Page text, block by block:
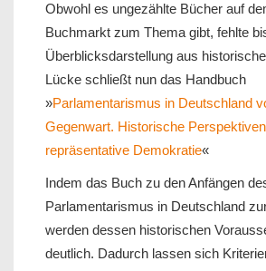
Obwohl es ungezählte Bücher auf
Buchmarkt zum Thema gibt, fehlte
Überblicksdarstellung aus
Lücke schließt nun das Handbuch
»Parlamentarismus in Deutschland
Gegenwart. Historische
repräsentative Demokratie«
Indem das Buch zu den Anfängen
Parlamentarismus in Deutschland
werden dessen historischen
deutlich. Dadurch lassen sich